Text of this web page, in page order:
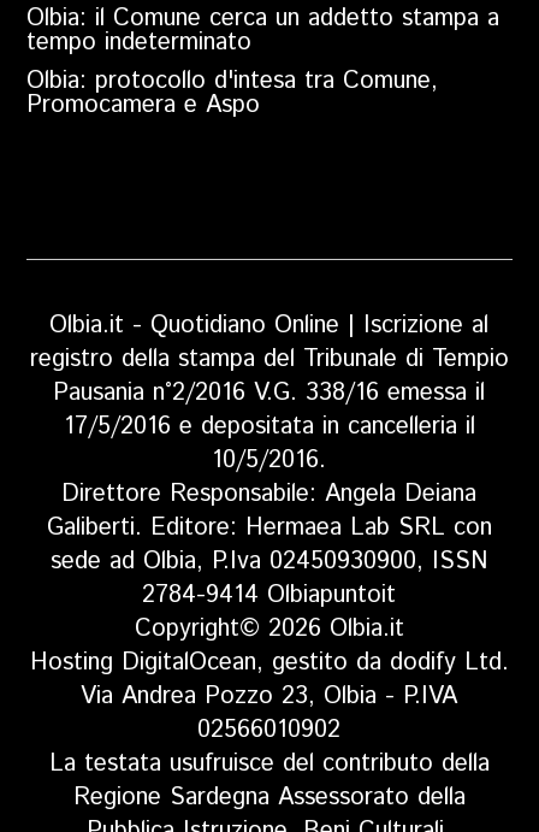
Olbia: il Comune cerca un addetto stampa a
tempo indeterminato
Olbia: protocollo d'intesa tra Comune,
Promocamera e Aspo
Olbia.it - Quotidiano Online | Iscrizione al
registro della stampa del Tribunale di Tempio
Pausania n°2/2016 V.G. 338/16 emessa il
17/5/2016 e depositata in cancelleria il
10/5/2016.
Direttore Responsabile: Angela Deiana
Galiberti. Editore: Hermaea Lab SRL con
sede ad Olbia, P.Iva 02450930900, ISSN
2784-9414 Olbiapuntoit
Copyright© 2026 Olbia.it
Hosting DigitalOcean, gestito da dodify Ltd.
Via Andrea Pozzo 23, Olbia - P.IVA
02566010902
La testata usufruisce del contributo della
Regione Sardegna Assessorato della